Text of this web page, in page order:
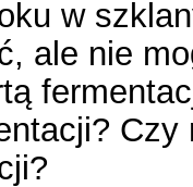
w
ale nie